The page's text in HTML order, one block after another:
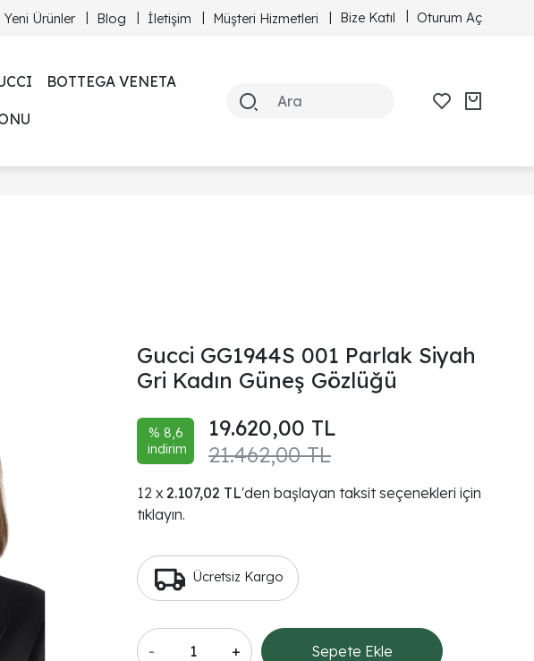
Yeni Ürünler Blog İletişim Müşteri Hizmetleri Bize Katıl Oturum Aç
BOTTEGA VENETA
Gucci GG1944S 001 Parlak Siyah
Gri Kadın Güneş Gözlüğü
% 8,6
indirim
21.462,00 TL
19.620,00 TL
2.107,02 TL'den başlayan taksit seçenekleri için
tıklayın.
Ücretsiz Kargo
- + Sepete Ekle